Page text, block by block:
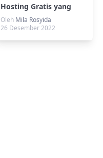
Hosting Gratis yang
Harus Diketahui!
Oleh Mila Rosyida
26 Desember 2022